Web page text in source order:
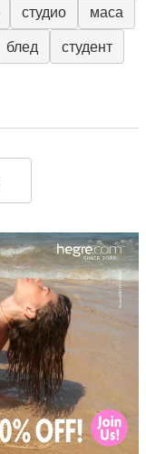
студио
маса
блед
студент